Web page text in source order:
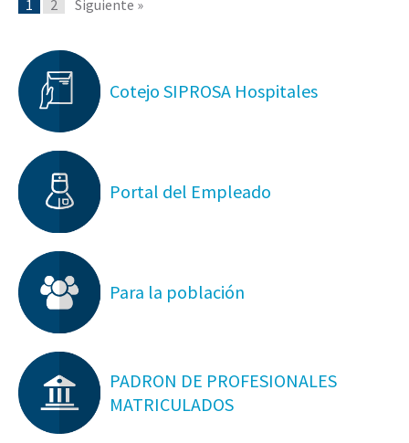
1 2 Siguiente »
Cotejo SIPROSA Hospitales
Portal del Empleado
Para la población
PADRON DE PROFESIONALES
MATRICULADOS